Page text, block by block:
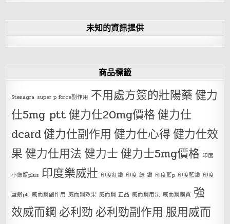
未知的資訊提供
商品標籤
Stenagra super p force副作用 不用處方簽的壯陽藥健力
仕5mg ptt健力仕20mg價格健力仕
dcard健力仕副作用 健力仕心得健力仕效
果健力仕用法健力士健力士5mg價格 印度
小綠瓶plus 印度樂威壯 印度紅鑽 印度 綠 鑽 印度藍p 印度藍鑽 印度
藍鑽ptt 威而鋼副作用 威而鋼效果 威而鋼 正品 威而鋼用法 威而鋼購買 強
效威而鋼 必利勁 必利勁副作用 服用威而